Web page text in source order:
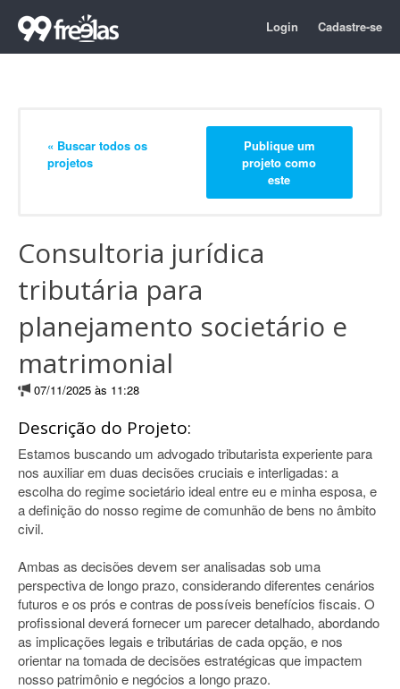
Login Cadastre-se
« Buscar todos os
projetos
Publique um
projeto como
este
Consultoria jurídica
tributária para
planejamento societário e
matrimonial
07/11/2025 às 11:28
Descrição do Projeto:
Estamos buscando um advogado tributarista experiente para
nos auxiliar em duas decisões cruciais e interligadas: a
escolha do regime societário ideal entre eu e minha esposa, e
a definição do nosso regime de comunhão de bens no âmbito
civil.
Ambas as decisões devem ser analisadas sob uma
perspectiva de longo prazo, considerando diferentes cenários
futuros e os prós e contras de possíveis benefícios fiscais. O
profissional deverá fornecer um parecer detalhado, abordando
as implicações legais e tributárias de cada opção, e nos
orientar na tomada de decisões estratégicas que impactem
nosso patrimônio e negócios a longo prazo.